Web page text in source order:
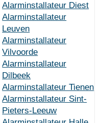
Alarminstallateur Diest
Alarminstallateur
Leuven
Alarminstallateur
Vilvoorde
Alarminstallateur
Dilbeek
Alarminstallateur Tienen
Alarminstallateur Sint-
Pieters-Leeuw